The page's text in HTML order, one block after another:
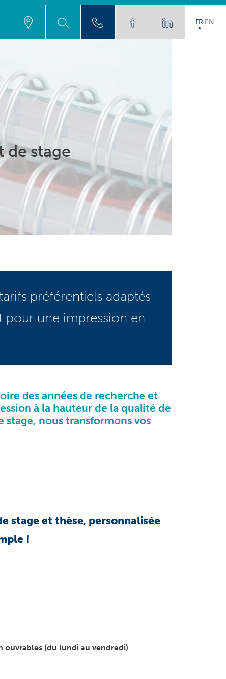
FR EN
de stage
préférentiels adaptés
pour une impression en
des années de recherche et
à la hauteur de la qualité de
stage, nous transformons vos
stage et thèse, personnalisée
!
ouvrables (du lundi au vendredi)